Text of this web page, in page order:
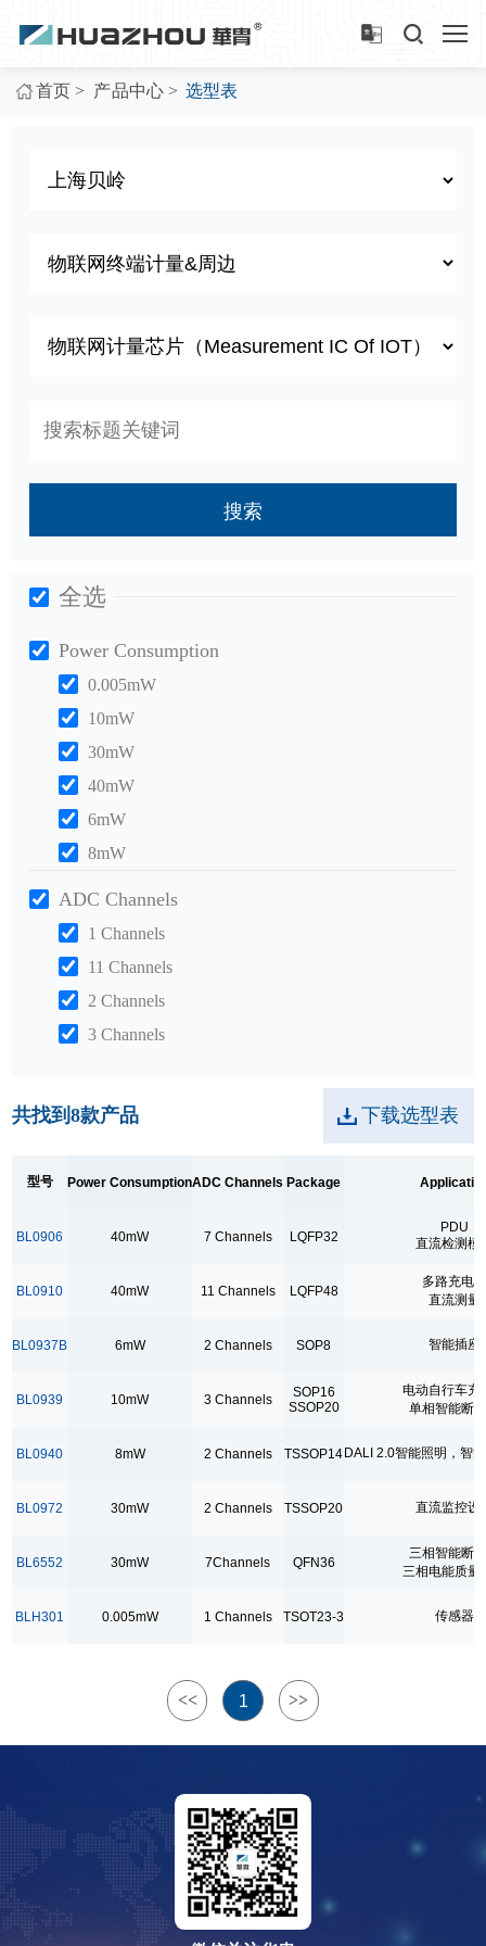
首页 > 产品中心 > 选型表
搜索
全选
Power Consumption
0.005mW
10mW
30mW
40mW
6mW
8mW
ADC Channels
1 Channels
11 Channels
2 Channels
3 Channels
7Channels
LQFP32
SOP16
SSOP20
TSSOP20
Application
PDU
单相智能断路器
电动自行车充电桩
直流检测模块
直流测量
直流监控设备
共找到8款产品 下载选型表
型号 Power ConsumptionADC Channels Package
BL0906 40mW 7 Channels LQFP32
PDU
直流检测模
BL0910 40mW 11 Channels LQFP48
多路充电桩
直流测量
BL0937B 6mW 2 Channels SOP8 智能插座
BL0939 10mW 3 Channels
SOP16
SSOP20
电动自行车充
单相智能断
BL0940 8mW 2 Channels TSSOP14DALI 2.0智能照明，智
BL0972 30mW 2 Channels TSSOP20 直流监控设
BL6552 30mW 7Channels QFN36
三相智能断
三相电能质量
BLH301 0.005mW 1 Channels TSOT23-3 传感器
<< 1 >>